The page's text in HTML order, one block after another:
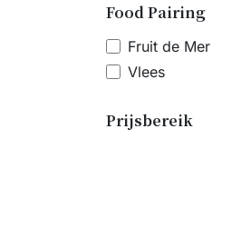
Food Pairing
Fruit de Mer
Vlees
Prijsbereik